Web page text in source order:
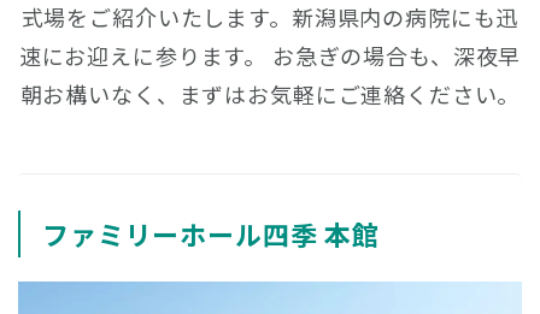
式場をご紹介いたします。 新潟県内の病院にも迅
速にお迎えに参ります。 お急ぎの場合も、深夜早
朝お構いなく、まずはお気軽にご連絡ください。
ファミリーホール四季 本館